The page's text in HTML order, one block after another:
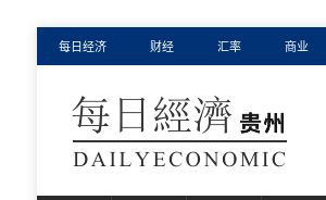
每日经济 财经 汇率 商业